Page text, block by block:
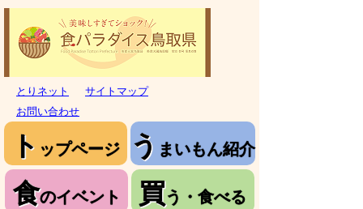
とりネット
サイトマップ
お問い合わせ
ト ップページ う まいもん紹介
食のイベント 買う・食べる